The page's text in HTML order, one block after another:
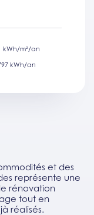
kWh/m²/an
kWh/an
et des
représente une
rénovation
tout en
réalisés.